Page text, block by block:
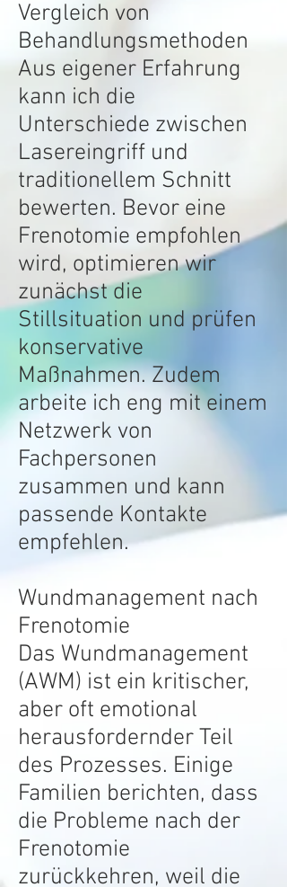
Vergleich von
Behandlungsmethoden
Aus eigener Erfahrung
kann ich die
Unterschiede zwischen
Lasereingriff und
traditionellem Schnitt
bewerten. Bevor eine
Frenotomie empfohlen
wird, optimieren wir
zunächst die
Stillsituation und prüfen
konservative
Maßnahmen. Zudem
arbeite ich eng mit einem
Netzwerk von
Fachpersonen
zusammen und kann
passende Kontakte
empfehlen.
Wundmanagement nach
Frenotomie
Das Wundmanagement
(AWM) ist ein kritischer,
aber oft emotional
herausfordernder Teil
des Prozesses. Einige
Familien berichten, dass
die Probleme nach der
Frenotomie
zurückkehren, weil die